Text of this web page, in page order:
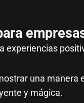
experiencias
una
y mágica.